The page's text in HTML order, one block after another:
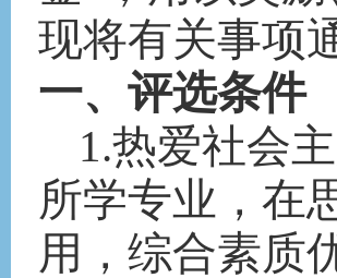
现将有关事项
一、评选条件
1.热爱社会
所学专业，在
用，综合素质